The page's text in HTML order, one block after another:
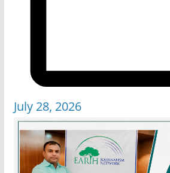
July 28, 2026